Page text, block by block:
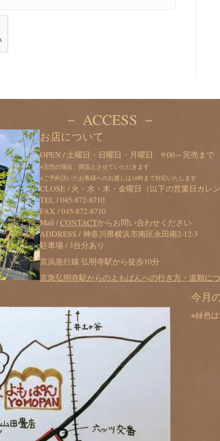
－ ACCESS －
お店について
OPEN / 土曜日・日曜日・月曜日 9:00～完売まで
※完売の場合、閉店とさせていただきます
※ご予約頂いたお客様へのお渡しは18時まで対応いたします
CLOSE / 火・水・木・金曜日（以下の営業日カレ
TEL /045-872-8710
FAX / 045-872-8710
Mail /CONTACTからお問い合わせください
ADDRESS / 神奈川県横浜市南区永田南2-12-3
駐車場 / 3台分あり
京浜急行線 弘明寺駅から徒歩10分
京急弘明寺駅からのよもぱんへの行き方・道順に
今月
※緑色